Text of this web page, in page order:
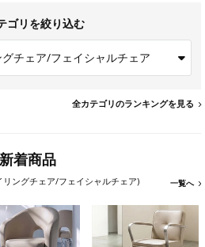
ゴリを絞り込む
チェア/フェイシャルチェア
全カテゴリのランキングを見る
新着商品
ングチェア/フェイシャルチェア) 一覧へ